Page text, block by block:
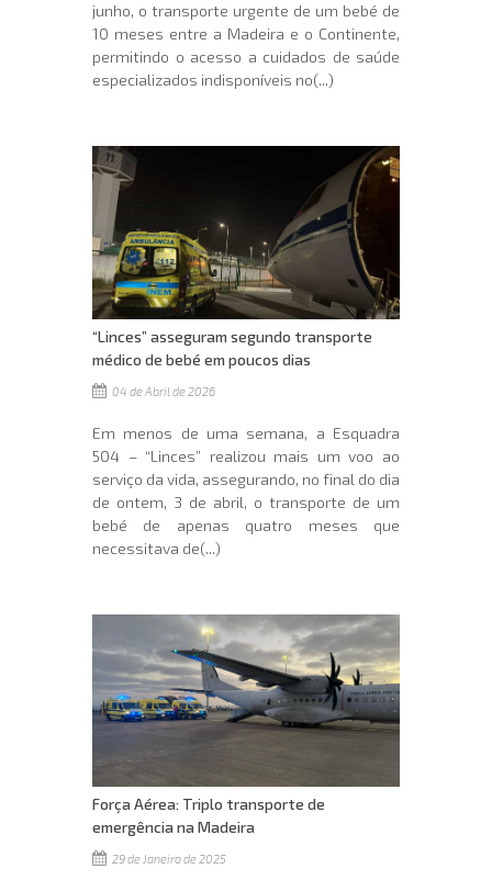
junho, o transporte urgente de um bebé de
10 meses entre a Madeira e o Continente,
permitindo o acesso a cuidados de saúde
especializados indisponíveis no(...)
“Linces” asseguram segundo transporte
médico de bebé em poucos dias
04 de Abril de 2026
Em menos de uma semana, a Esquadra
504 – “Linces” realizou mais um voo ao
serviço da vida, assegurando, no final do dia
de ontem, 3 de abril, o transporte de um
bebé de apenas quatro meses que
necessitava de(...)
Força Aérea: Triplo transporte de
emergência na Madeira
29 de Janeiro de 2025